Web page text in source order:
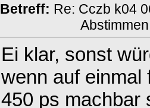
Betreff: Re: Cczb k04
Ei klar, sonst
wenn auf einmal
450 ps machbar